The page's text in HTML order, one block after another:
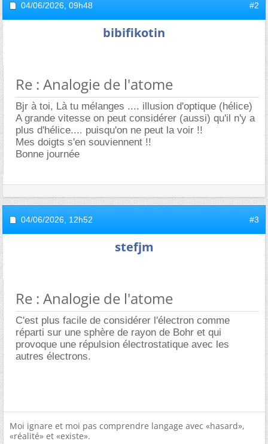
04/06/2026, 09h48 #2
bibifikotin
Re : Analogie de l'atome
Bjr à toi, Là tu mélanges .... illusion d'optique (hélice)
A grande vitesse on peut considérer (aussi) qu'il n'y a
plus d'hélice.... puisqu'on ne peut la voir !!
Mes doigts s'en souviennent !!
Bonne journée
04/06/2026, 12h52 #3
stefjm
Re : Analogie de l'atome
C'est plus facile de considérer l'électron comme
réparti sur une sphère de rayon de Bohr et qui
provoque une répulsion électrostatique avec les
autres électrons.
Moi ignare et moi pas comprendre langage avec «hasard»,
«réalité» et «existe».